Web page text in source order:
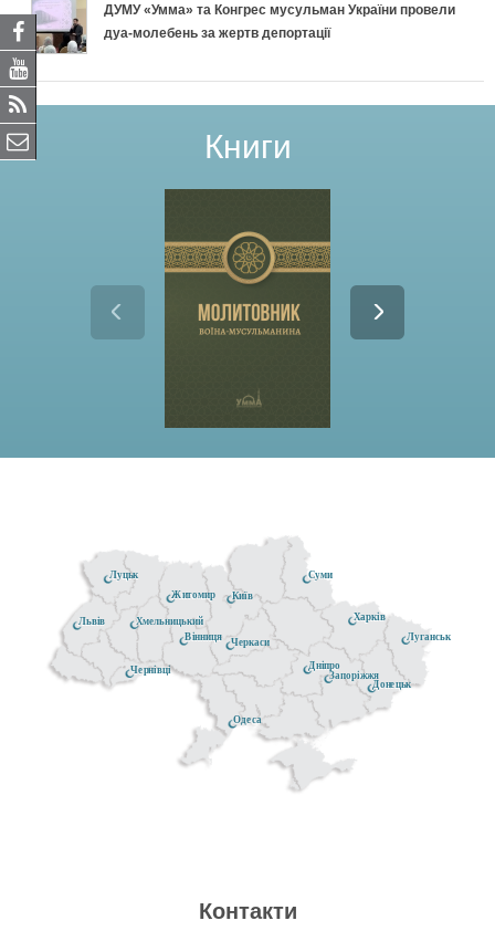
ДУМУ «Умма» та Конгрес мусульман України провели
дуа-молебень за жертв депортації
Книги
Донецьк
Житомир
Черкаси
Чернівці
Київ
Луганськ
Хмельницький
Луцьк
Дніпро
Одеса
Суми
Вінниця
Запоріжжя
Львів Харків
Контакти